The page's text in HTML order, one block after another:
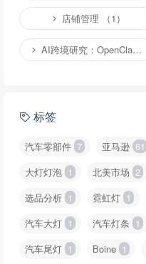
店铺管理 （1）
AI跨境研究：OpenClaw小龙虾等应用 （2）
标签
汽车零部件 7 亚马逊 61
大灯灯泡 1 北美市场 2
选品分析 1 霓虹灯 1
汽车大灯 1 汽车灯条 1
汽车尾灯 1 Boine 1